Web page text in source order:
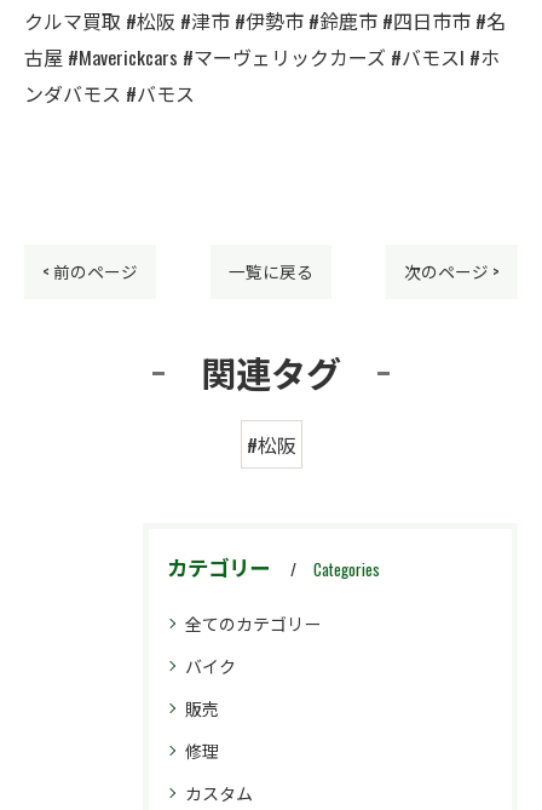
クルマ買取 #松阪 #津市 #伊勢市 #鈴鹿市 #四日市市 #名
古屋 #Maverickcars #マーヴェリックカーズ #バモスl #ホ
ンダバモス #バモス
< 前のページ 一覧に戻る 次のページ >
関連タグ
#松阪
カテゴリー Categories
全てのカテゴリー
バイク
販売
修理
カスタム